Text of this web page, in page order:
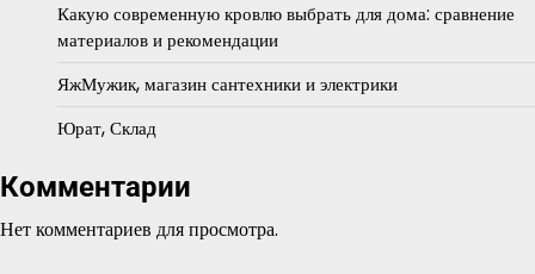
Какую современную кровлю выбрать для дома: сравнение
материалов и рекомендации
ЯжМужик, магазин сантехники и электрики
Юрат, Склад
Комментарии
Нет комментариев для просмотра.